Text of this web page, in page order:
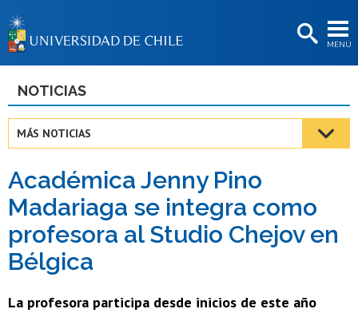
MENÚ
BIBLIOTECAS
Estudiantes
Académicas/os
Funcionarias/os
Egresadas/os
NOTICIAS
MÁS NOTICIAS
Académica Jenny Pino
Madariaga se integra como
profesora al Studio Chejov en
Bélgica
La profesora participa desde inicios de este año